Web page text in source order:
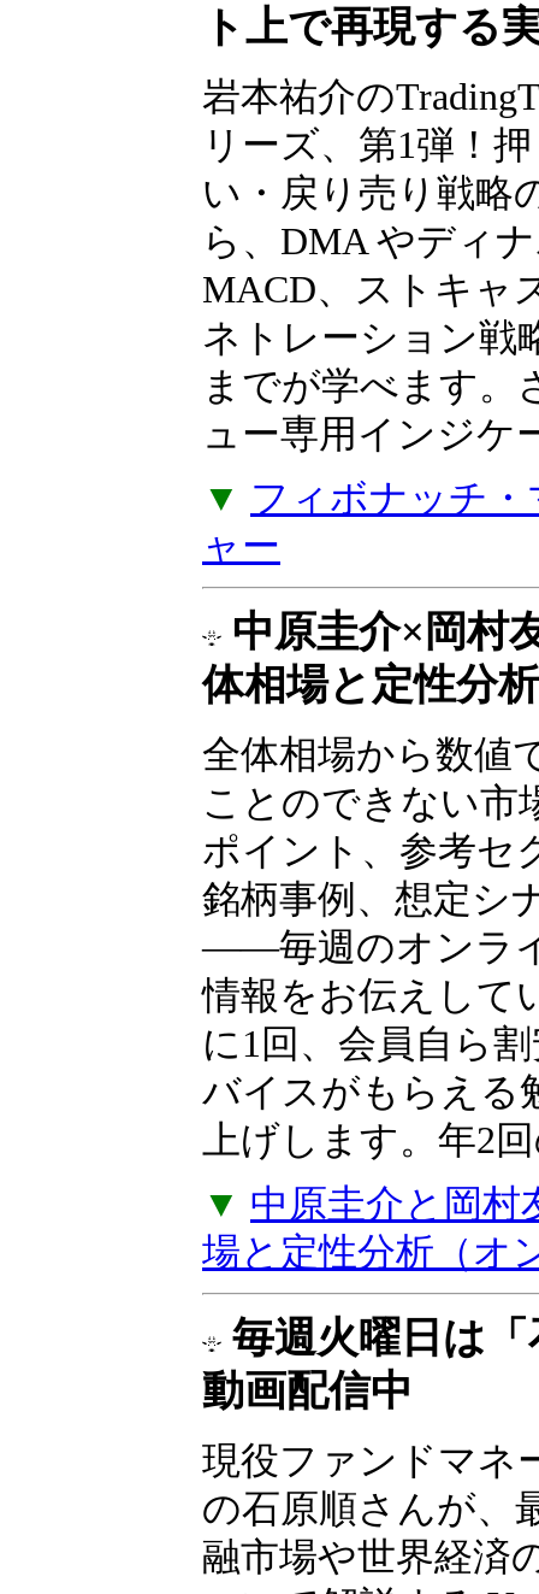
ト上で再現する
岩本祐介の
リーズ、第1弾！
い・戻り売り戦略
ら、DMA やディ
MACD、ストキャ
ネトレーション戦
までが学べます。
ュー専用インジケ
▼ フィボナッチ
ャー
中原圭介×岡
体相場と定性分
全体相場から数値
ことのできない市
ポイント、参考セ
銘柄事例、想定シ
――毎週のオンラ
情報をお伝えして
に1回、会員自ら
バイスがもらえる
上げします。年2
▼ 中原圭介と岡村
場と定性分析（オ
毎週火曜日は
動画配信中
現役ファンドマネ
の石原順さんが、
融市場や世界経済